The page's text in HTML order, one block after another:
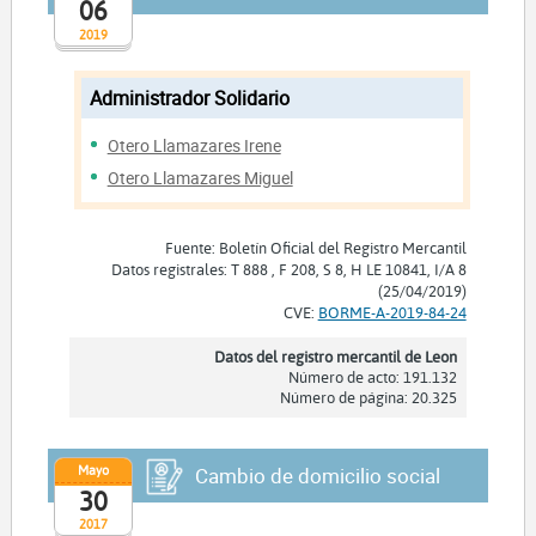
2019
06
Administrador Solidario
Otero Llamazares Irene
Otero Llamazares Miguel
Fuente: Boletín Oficial del Registro Mercantil
Datos registrales: T 888 , F 208, S 8, H LE 10841, I/A 8
(25/04/2019)
CVE: BORME-A-2019-84-24
Datos del registro mercantil de Leon
Número de acto: 191.132
Número de página: 20.325
2017
Mayo
30
Cambio de domicilio social